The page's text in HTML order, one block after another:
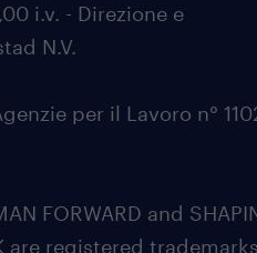
i.v. - Direzione e
N.V.
per il Lavoro n°
FORWARD and
are registered